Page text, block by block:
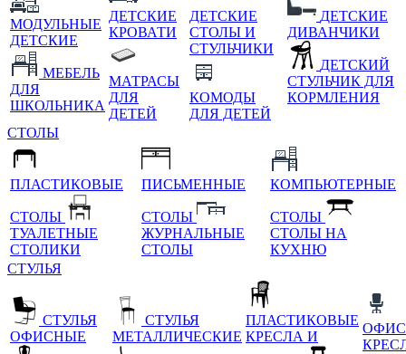
МОДУЛЬНЫЕ
ДЕТСКИЕ
МЕБЕЛЬ
ДЛЯ
ШКОЛЬНИКА
ДЕТСКИЕ
КРОВАТИ
МАТРАСЫ
ДЛЯ
ДЕТЕЙ
ДЕТСКИЕ
СТОЛЫ И
СТУЛЬЧИКИ
КОМОДЫ
ДЛЯ ДЕТЕЙ
ДЕТСКИЕ
ДИВАНЧИКИ
ДЕТСКИЙ
СТУЛЬЧИК ДЛЯ
КОРМЛЕНИЯ
СТОЛЫ
ПЛАСТИКОВЫЕ
СТОЛЫ
ТУАЛЕТНЫЕ
СТОЛИКИ
ПИСЬМЕННЫЕ
СТОЛЫ
ЖУРНАЛЬНЫЕ
СТОЛЫ
КОМПЬЮТЕРНЫЕ
СТОЛЫ
СТОЛЫ НА
КУХНЮ
СТУЛЬЯ
СТУЛЬЯ
ОФИСНЫЕ
СТУЛЬЯ
МЕТАЛЛИЧЕСКИЕ
ПЛАСТИКОВЫЕ
КРЕСЛА И